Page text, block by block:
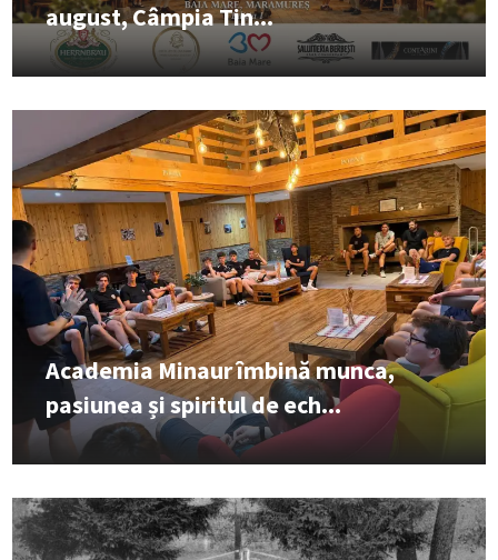
august, Câmpia Tin...
Academia Minaur îmbină munca,
pasiunea și spiritul de ech...